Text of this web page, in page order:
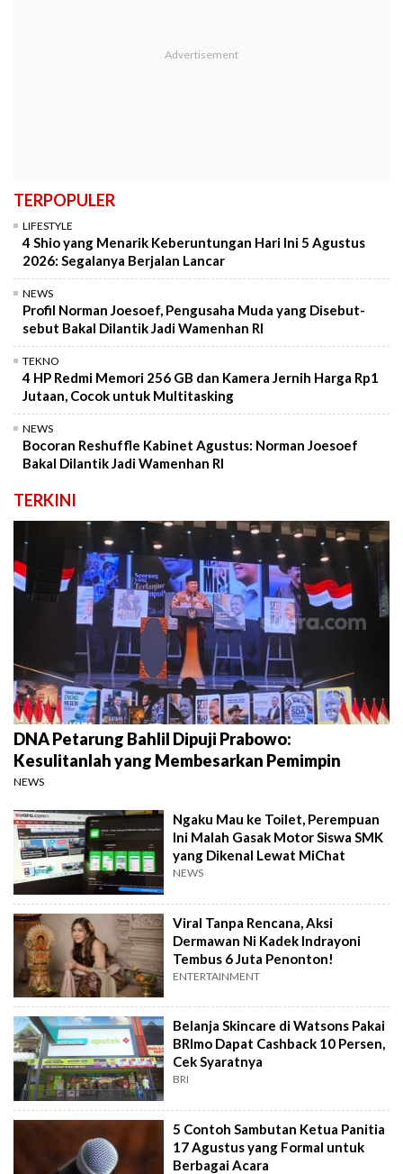
TERPOPULER
LIFESTYLE
4 Shio yang Menarik Keberuntungan Hari Ini 5 Agustus
2026: Segalanya Berjalan Lancar
NEWS
Profil Norman Joesoef, Pengusaha Muda yang Disebut-
sebut Bakal Dilantik Jadi Wamenhan RI
TEKNO
4 HP Redmi Memori 256 GB dan Kamera Jernih Harga Rp1
Jutaan, Cocok untuk Multitasking
NEWS
Bocoran Reshuffle Kabinet Agustus: Norman Joesoef
Bakal Dilantik Jadi Wamenhan RI
TERKINI
DNA Petarung Bahlil Dipuji Prabowo:
Kesulitanlah yang Membesarkan Pemimpin
NEWS
Ngaku Mau ke Toilet, Perempuan
Ini Malah Gasak Motor Siswa SMK
yang Dikenal Lewat MiChat
NEWS
Viral Tanpa Rencana, Aksi
Dermawan Ni Kadek Indrayoni
Tembus 6 Juta Penonton!
ENTERTAINMENT
Belanja Skincare di Watsons Pakai
BRImo Dapat Cashback 10 Persen,
Cek Syaratnya
BRI
5 Contoh Sambutan Ketua Panitia
17 Agustus yang Formal untuk
Berbagai Acara